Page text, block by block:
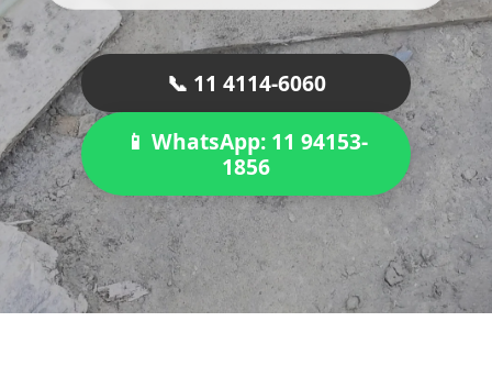
📞 11 4114-6060
📱 WhatsApp: 11 94153-
1856